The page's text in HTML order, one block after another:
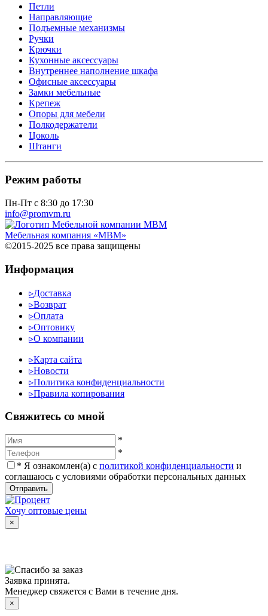
Петли
Направляющие
Подъемные механизмы
Ручки
Крючки
Кухонные аксессуары
Внутреннее наполнение шкафа
Офисные аксессуары
Замки мебельные
Крепеж
Опоры для мебели
Полкодержатели
Цоколь
Штанги
Режим работы
Пн-Пт с 8:30 до 17:30
info@promvm.ru
Мебельная компания «МВМ»
©2015-2025 все права защищены
Информация
▹Доставка
▹Возврат
▹Оплата
▹Оптовику
▹О компании
▹Карта сайта
▹Новости
▹Политика конфиденциальности
▹Правила копирования
Cвяжитесь со мной
*
*
* Я ознакомлен(а) с политикой конфиденциальности и
соглашаюсь с условиями обработки персональных данных
Отправить
Хочу оптовые цены
×
Заявка принята.
Менеджер свяжется с Вами в течение дня.
×